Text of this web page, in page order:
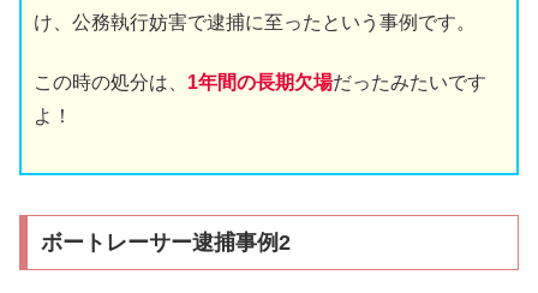
け、公務執行妨害で逮捕に至ったという事例です。
この時の処分は、 1年間の長期欠場だったみたいです
よ！
ボートレーサー逮捕事例2